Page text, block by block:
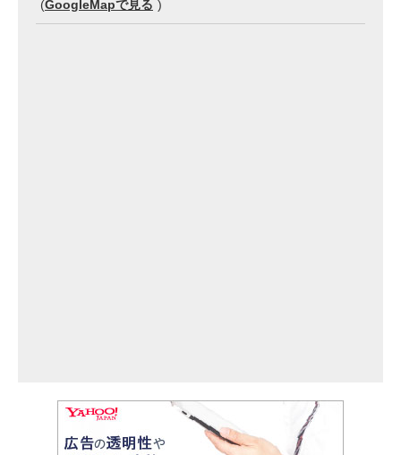
(GoogleMapで見る )